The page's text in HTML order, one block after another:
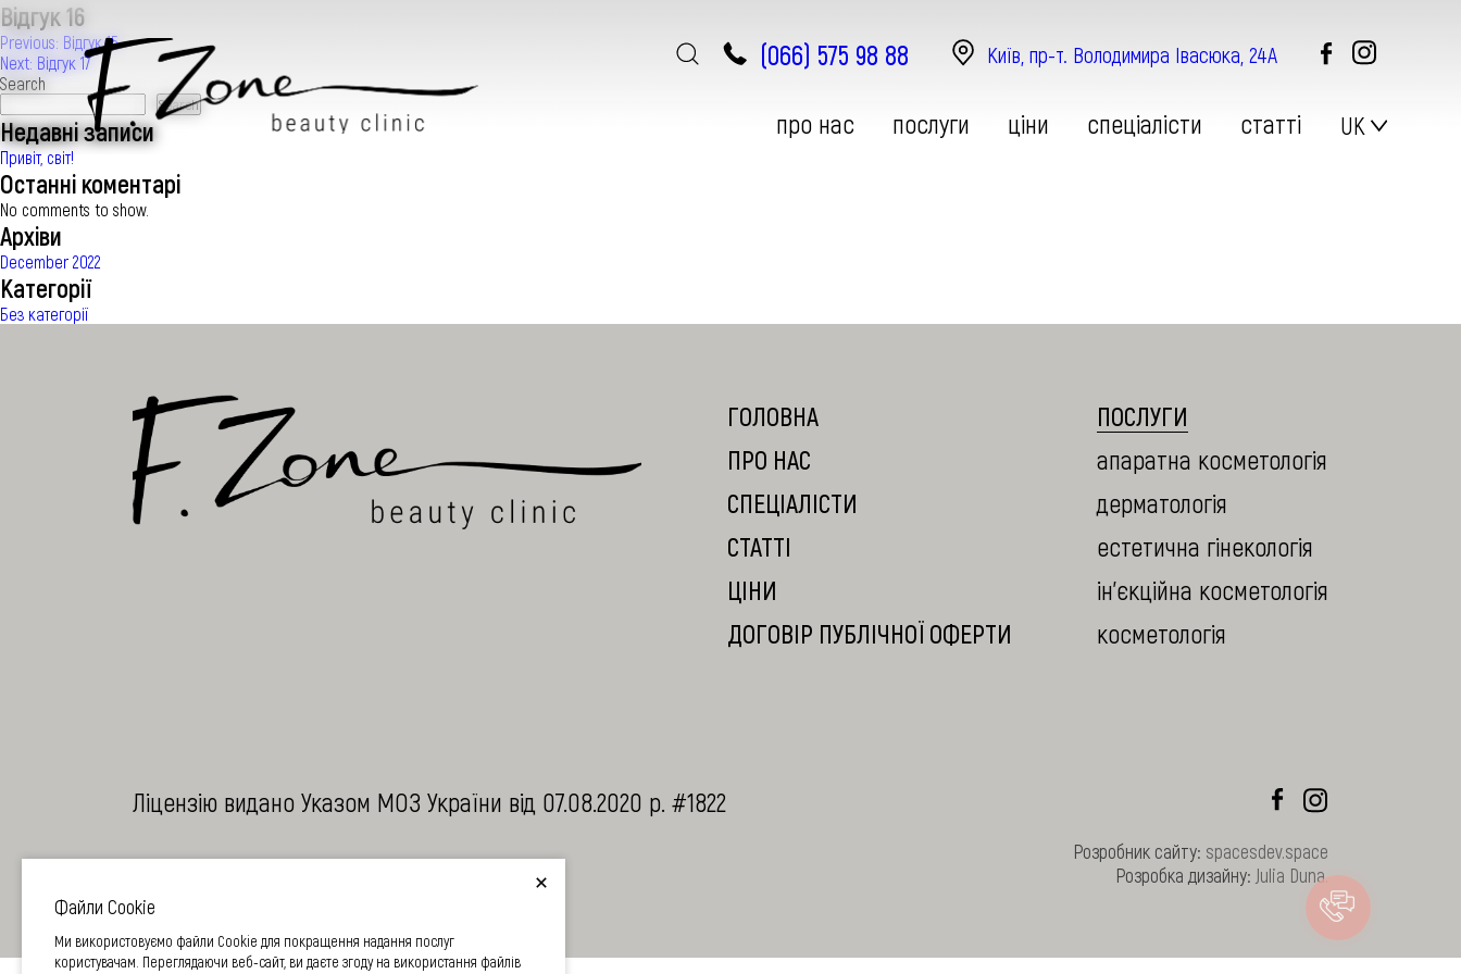
(066) 575 98 88 Київ, пр-т. Володимира Івасюка, 24А
про нас
послуги
IН’ЄКЦІЙНА КОСМЕТОЛОГІЯ
цiни спецiалiсти статтi UK
Відгук 16
Post
navigation
Previous: Відгук 15
Next: Відгук 17
Search
Search
Недавні записи
Привіт, світ!
Останні коментарі
No comments to show.
Архіви
December 2022
Категорії
Без категорії
Файли Cookie
Ми використовуємо файли Cookie для покращення надання послуг
користувачам. Переглядаючи веб-сайт, ви даєте згоду на використання файлів
ГОЛОВНА
ПРО НАС
СПЕЦIАЛIСТИ
СТАТТI
ЦIНИ
ДОГОВІР ПУБЛІЧНОЇ ОФЕРТИ
ПОСЛУГИ
апаратна косметологія
дерматологія
естетична гінекологія
ін'єкційна косметологія
косметологія
Ліцензію видано Указом МОЗ України від 07.08.2020 р. #1822
Розробник сайту: spacesdev.space
Розробка дизайну: Julia Duna.